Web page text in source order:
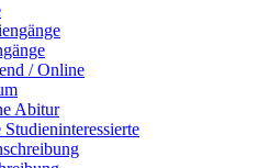
/ Online
Abitur